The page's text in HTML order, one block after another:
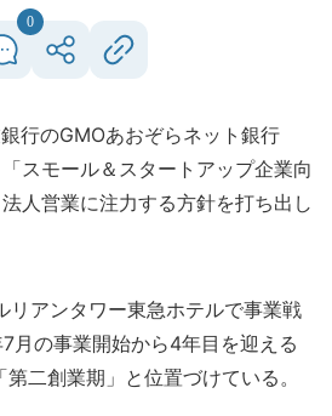
0
行のGMOあおぞらネット銀行
「スモール＆スタートアップ企業向
人営業に注力する方針を打ち出し
アンタワー東急ホテルで事業戦
月の事業開始から4年目を迎える
二創業期」と位置づけている。